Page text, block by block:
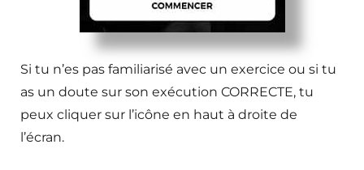
Si tu n’es pas familiarisé avec un exercice ou si tu
as un doute sur son exécution CORRECTE, tu
peux cliquer sur l’icône en haut à droite de
l’écran.